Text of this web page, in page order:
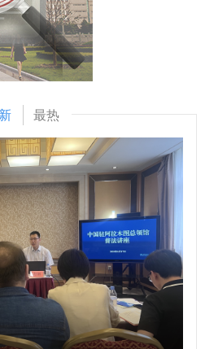
风做好整改落实“后半篇文章”；
学院中心工作，攻坚学科建设重
素质涉外法治人才。 李立代表
，学院党委将以此次民主生活会
建设，以坚决态度抓好整改落
质量发展再上新台阶。 （供
学院） 撰稿：韩潇 审核：李立）
革和干部调整后形成的新气象、
质量和服务水平，切实增强离退
属感，推动学校离退休工作向上
撰稿：石葛蕾依 审核：马光
最热